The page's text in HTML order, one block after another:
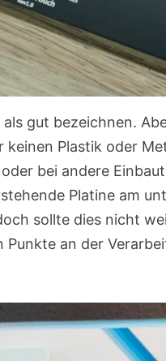
gut bezeichnen.
Plastik oder
bei andere
Platine am
sollte dies nicht
an der